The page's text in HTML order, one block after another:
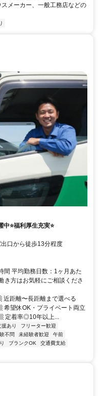
メーカー、一般工務店などの
⭐福利厚生充実⭐
口から徒歩13分程度
間 平均勤務日数：1ヶ月あた
き方はお気軽にご相談くださ
距離〜長距離まで選べる
希望休OK・プライベート両立
定着率◎10年以上...
援あり
フリーター歓迎
不問 未経験者歓迎
午前
ブランクOK
交通費支給